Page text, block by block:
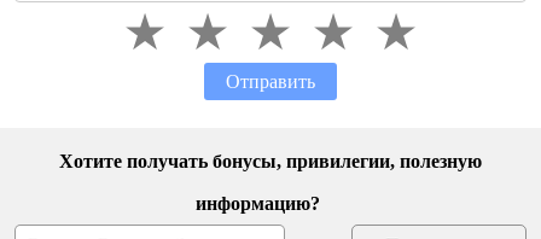
Отправить
Хотите получать бонусы, привилегии, полезную
информацию?